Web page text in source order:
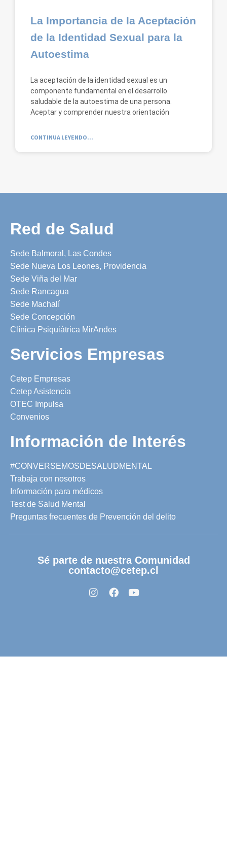
La Importancia de la Aceptación
de la Identidad Sexual para la
Autoestima
La aceptación de la identidad sexual es un
componente fundamental en el desarrollo
saludable de la autoestima de una persona.
Aceptar y comprender nuestra orientación
CONTINUA LEYENDO...
Red de Salud
Sede Balmoral, Las Condes
Sede Nueva Los Leones, Providencia
Sede Viña del Mar
Sede Rancagua
Sede Machalí
Sede Concepción
Clínica Psiquiátrica MirAndes
Servicios Empresas
Cetep Empresas
Cetep Asistencia
OTEC Impulsa
Convenios
Información de Interés
#CONVERSEMOSDESALUDMENTAL
Trabaja con nosotros
Información para médicos
Test de Salud Mental
Preguntas frecuentes de Prevención del delito
Sé parte de nuestra Comunidad
contacto@cetep.cl